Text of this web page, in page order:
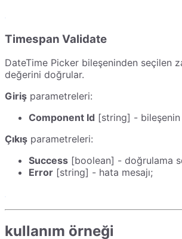
Timespan Validate
DateTime Picker bileşeninden seçilen
değerini doğrular.
Giriş parametreleri:
Component Id [string] - bileşenin
Çıkış parametreleri:
Success [boolean] - doğrulama
Error [string] - hata mesajı;
kullanım örneği